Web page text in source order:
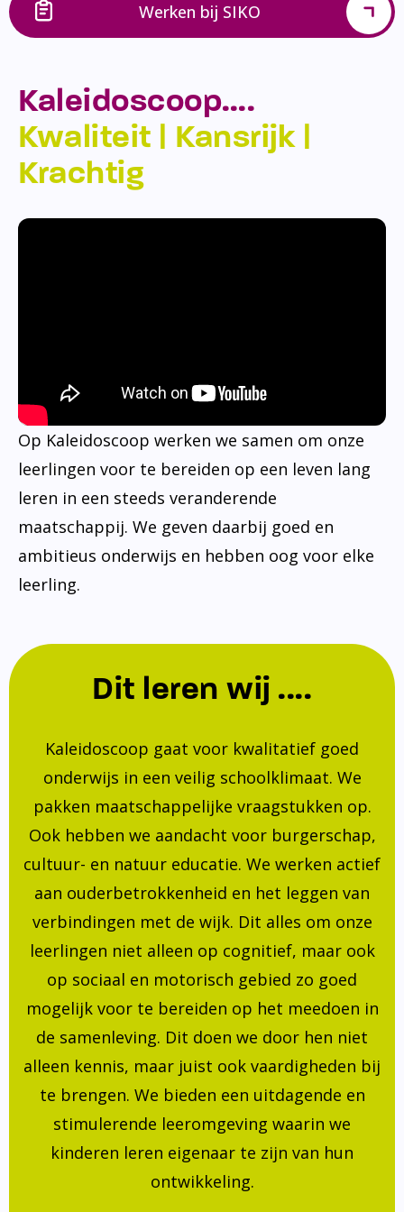
Werken bij SIKO
Kaleidoscoop….
Kwaliteit | Kansrijk |
Krachtig
Op Kaleidoscoop werken we samen om onze
leerlingen voor te bereiden op een leven lang
leren in een steeds veranderende
maatschappij. We geven daarbij goed en
ambitieus onderwijs en hebben oog voor elke
leerling.
Dit leren wij ....
Kaleidoscoop gaat voor kwalitatief goed
onderwijs in een veilig schoolklimaat. We
pakken maatschappelijke vraagstukken op.
Ook hebben we aandacht voor burgerschap,
cultuur- en natuur educatie. We werken actief
aan ouderbetrokkenheid en het leggen van
verbindingen met de wijk. Dit alles om onze
leerlingen niet alleen op cognitief, maar ook
op sociaal en motorisch gebied zo goed
mogelijk voor te bereiden op het meedoen in
de samenleving. Dit doen we door hen niet
alleen kennis, maar juist ook vaardigheden bij
te brengen. We bieden een uitdagende en
stimulerende leeromgeving waarin we
kinderen leren eigenaar te zijn van hun
ontwikkeling.